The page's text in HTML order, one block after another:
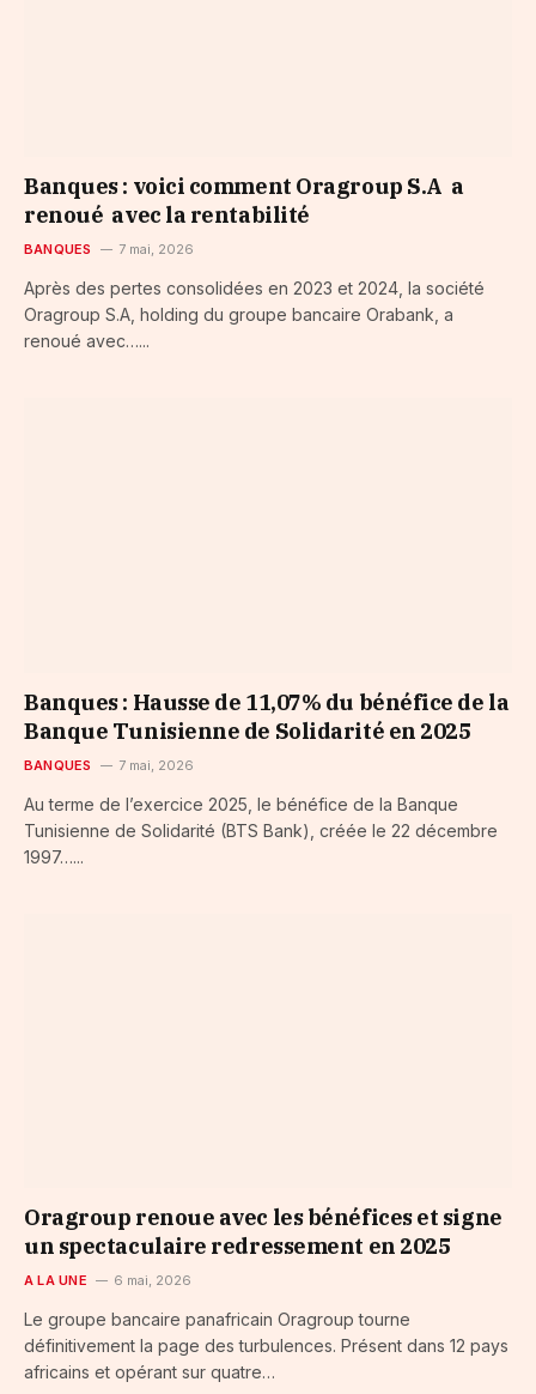
Banques : voici comment Oragroup S.A a
renoué avec la rentabilité
BANQUES 7 mai, 2026
Après des pertes consolidées en 2023 et 2024, la société
Oragroup S.A, holding du groupe bancaire Orabank, a
renoué avec…...
Banques : Hausse de 11,07% du bénéfice de la
Banque Tunisienne de Solidarité en 2025
BANQUES 7 mai, 2026
Au terme de l’exercice 2025, le bénéfice de la Banque
Tunisienne de Solidarité (BTS Bank), créée le 22 décembre
1997…...
Oragroup renoue avec les bénéfices et signe
un spectaculaire redressement en 2025
A LA UNE 6 mai, 2026
Le groupe bancaire panafricain Oragroup tourne
définitivement la page des turbulences. Présent dans 12 pays
africains et opérant sur quatre…